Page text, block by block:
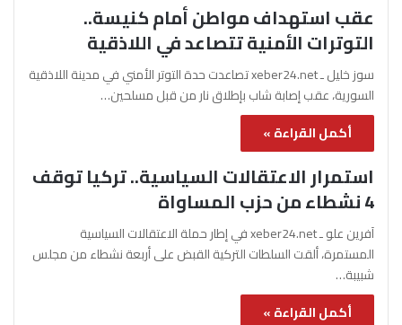
عقب استهداف مواطن أمام كنيسة..
التوترات الأمنية تتصاعد في اللاذقية
سوز خليل ـ xeber24.net تصاعدت حدة التوتر الأمني في مدينة اللاذقية
السورية، عقب إصابة شاب بإطلاق نار من قبل مسلحين…
أكمل القراءة »
استمرار الاعتقالات السياسية.. تركيا توقف
4 نشطاء من حزب المساواة
آفرين علو ـ xeber24.net في إطار حملة الاعتقالات السياسية
المستمرة، ألقت السلطات التركية القبض على أربعة نشطاء من مجلس
شبيبة…
أكمل القراءة »